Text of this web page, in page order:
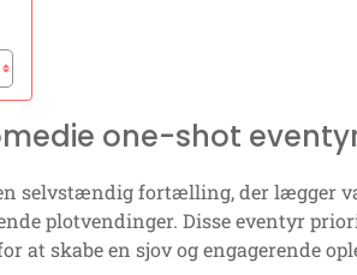
one-shot
selvstændig fortælling, der lægger
plotvendinger. Disse eventyr
at skabe en sjov og engagerende